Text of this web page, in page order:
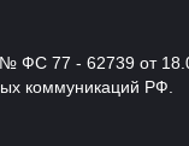
ФС 77 - 62739 от
коммуникаций РФ.